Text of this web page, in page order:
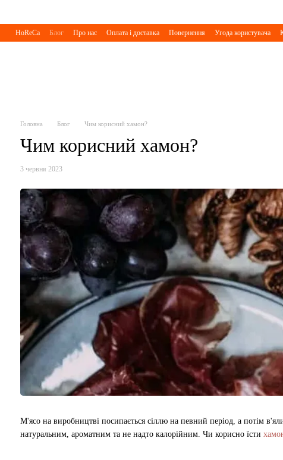
HoReCa Блог Про нас Оплата і доставка Повернення Угода користувача
Головна Блог Чим корисний хамон?
Чим корисний хамон?
3 червня 2023
М'ясо на виробництві посипається сіллю на певний період, а потім
натуральним, ароматним та не надто калорійним. Чи корисно їсти